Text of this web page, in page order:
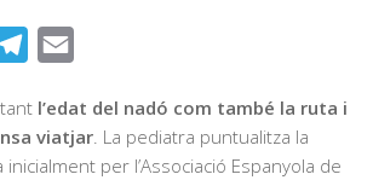
Telegram
l’edat del nadó com també la ruta i
viatjar . La pediatra puntualitza la
per l’Associació Espanyola de